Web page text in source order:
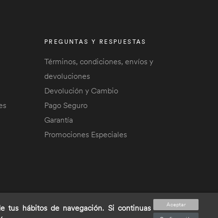
tus hábitos de navegación. Si continuas
Aceptar
PREGUNTAS Y RESPUESTAS
Términos, condiciones, envíos y
devoluciones
Devolución y Cambio
Pago Seguro
Garantía
Promociones Especiales